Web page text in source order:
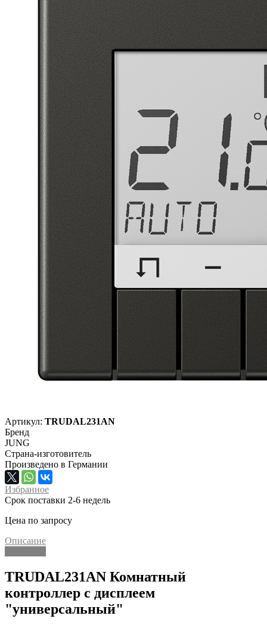
Артикул: TRUDAL231AN
Бренд
JUNG
Страна-изготовитель
Произведено в Германии
Избранное
Срок поставки 2-6 недель
Цена по запросу
Описание
TRUDAL231AN Комнатный
контроллер с дисплеем
"универсальный"